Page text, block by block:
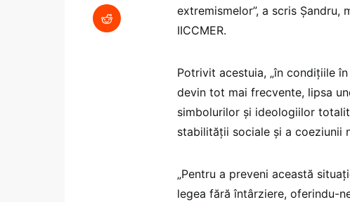
extremismelor”, a scris
IICCMER.
Potrivit acestuia, „în condiţiile
devin tot mai frecvente, lipsa
simbolurilor şi ideologiilor
stabilităţii sociale şi a coeziunii
„Pentru a preveni această
legea fără întârziere, oferindu-